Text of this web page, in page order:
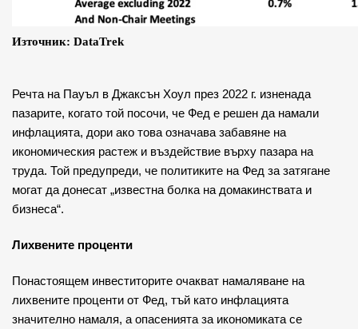
Източник: DataTrek
Речта на Пауъл в Джаксън Хоул през 2022 г. изненада
пазарите, когато той посочи, че Фед е решен да намали
инфлацията, дори ако това означава забавяне на
икономическия растеж и въздействие върху пазара на
труда. Той предупреди, че политиките на Фед за затягане
могат да донесат „известна болка на домакинствата и
бизнеса“.
Лихвените проценти
Понастоящем инвеститорите очакват намаляване на
лихвените проценти от Фед, тъй като инфлацията
значително намаля, а опасенията за икономиката се